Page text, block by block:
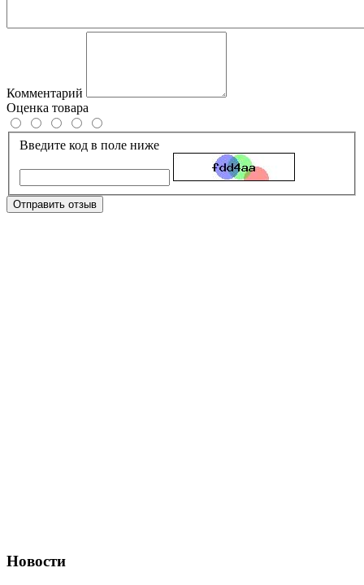
Комментарий
Оценка товара
Введите код в поле ниже
Отправить отзыв
Новости